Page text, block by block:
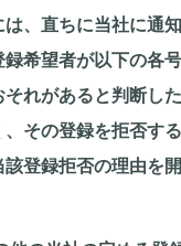
、直ちに当社に通
希望者が以下の各
それがあると判断し
その登録を拒否す
登録拒否の理由を